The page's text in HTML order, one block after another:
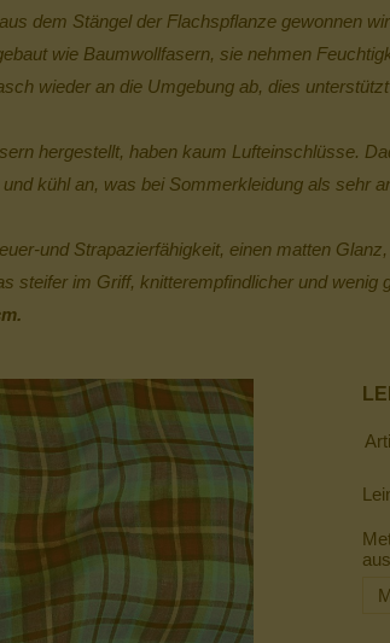
dem Stängel der Flachspflanze gewonnen
wie Baumwollfasern, sie nehmen
wieder an die Umgebung ab, dies
hergestellt, haben kaum Lufteinschlüsse.
kühl an, was bei Sommerkleidung als sehr
und Strapazierfähigkeit, einen matten
steifer im Griff, knitterempfindlicher und wenig